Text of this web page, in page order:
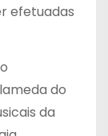
efetuadas
do
da